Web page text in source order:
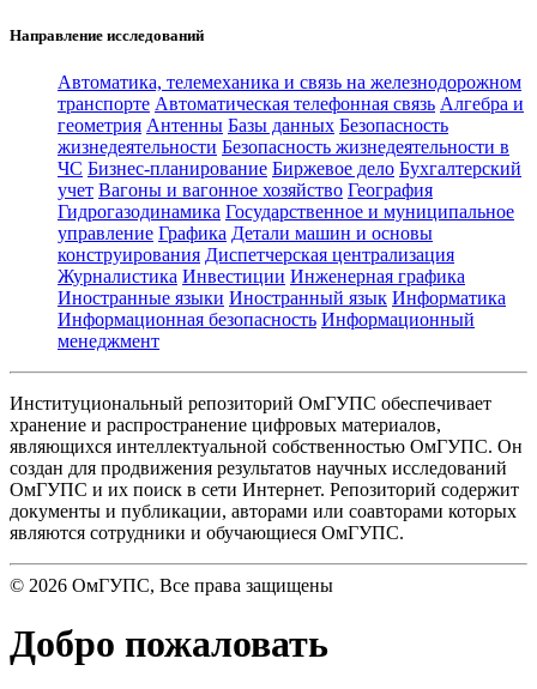
Направление исследований
Автоматика, телемеханика и связь на железнодорожном
транспорте Автоматическая телефонная связь Алгебра и
геометрия Антенны Базы данных Безопасность
жизнедеятельности Безопасность жизнедеятельности в
ЧС Бизнес-планирование Биржевое дело Бухгалтерский
учет Вагоны и вагонное хозяйство География
Гидрогазодинамика Государственное и муниципальное
управление Графика Детали машин и основы
конструирования Диспетчерская централизация
Журналистика Инвестиции Инженерная графика
Иностранные языки Иностранный язык Информатика
Информационная безопасность Информационный
менеджмент
Институциональный репозиторий ОмГУПС обеспечивает
хранение и распространение цифровых материалов,
являющихся интеллектуальной собственностью ОмГУПС. Он
создан для продвижения результатов научных исследований
ОмГУПС и их поиск в сети Интернет. Репозиторий содержит
документы и публикации, авторами или соавторами которых
являются сотрудники и обучающиеся ОмГУПС.
© 2026 ОмГУПС, Все права защищены
Добро пожаловать